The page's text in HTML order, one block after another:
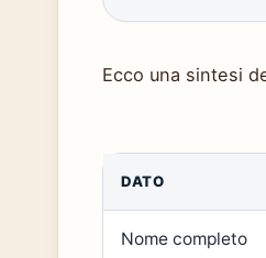
Ecco una sintesi
DATO
Nome completo